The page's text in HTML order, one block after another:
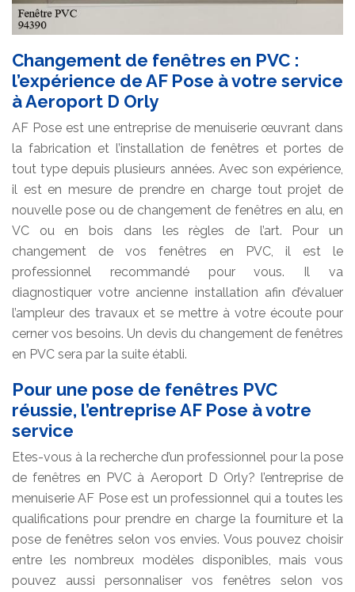
Changement de fenêtres en PVC :
l’expérience de AF Pose à votre service
à Aeroport D Orly
AF Pose est une entreprise de menuiserie œuvrant dans
la fabrication et l’installation de fenêtres et portes de
tout type depuis plusieurs années. Avec son expérience,
il est en mesure de prendre en charge tout projet de
nouvelle pose ou de changement de fenêtres en alu, en
VC ou en bois dans les règles de l’art. Pour un
changement de vos fenêtres en PVC, il est le
professionnel recommandé pour vous. Il va
diagnostiquer votre ancienne installation afin d’évaluer
l’ampleur des travaux et se mettre à votre écoute pour
cerner vos besoins. Un devis du changement de fenêtres
en PVC sera par la suite établi.
Pour une pose de fenêtres PVC
réussie, l’entreprise AF Pose à votre
service
Etes-vous à la recherche d’un professionnel pour la pose
de fenêtres en PVC à Aeroport D Orly? l’entreprise de
menuiserie AF Pose est un professionnel qui a toutes les
qualifications pour prendre en charge la fourniture et la
pose de fenêtres selon vos envies. Vous pouvez choisir
entre les nombreux modèles disponibles, mais vous
pouvez aussi personnaliser vos fenêtres selon vos